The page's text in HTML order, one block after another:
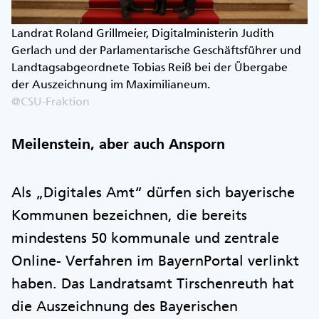
Landrat Roland Grillmeier, Digitalministerin Judith
Gerlach und der Parlamentarische Geschäftsführer und
Landtagsabgeordnete Tobias Reiß bei der Übergabe
der Auszeichnung im Maximilianeum.
@CSU-Fraktion
Meilenstein, aber auch Ansporn
Als „Digitales Amt“ dürfen sich bayerische
Kommunen bezeichnen, die bereits
mindestens 50 kommunale und zentrale
Online- Verfahren im BayernPortal verlinkt
haben. Das Landratsamt Tirschenreuth hat
die Auszeichnung des Bayerischen